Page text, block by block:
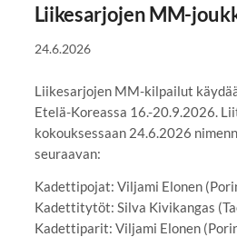
Liikesarjojen MM-
24.6.2026
Liikesarjojen MM-kilpailut
Etelä-Koreassa 16.-20.9.2026.
kokouksessaan 24.6.2026
seuraavan:
Kadettipojat: Viljami Elonen
Kadettitytöt: Silva Kivikangas
Kadettiparit: Viljami Elonen